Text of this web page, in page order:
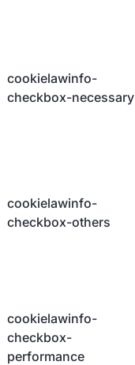
cookielawinfo-
checkbox-necessary
cookielawinfo-
checkbox-others
cookielawinfo-
checkbox-
performance